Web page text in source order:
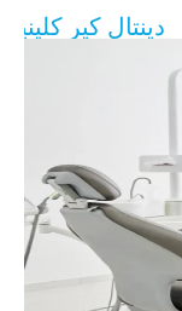
دينتال كير كلينيك